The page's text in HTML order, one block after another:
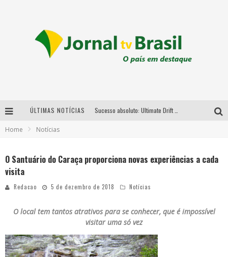
ÚLTIMAS NOTÍCIAS
Home Notícias
O Santuário do Caraça proporciona novas experiências a cada
visita
Redacao 5 de dezembro de 2018 Notícias
O local tem tantos atrativos para se conhecer, que é impossível
visitar uma só vez